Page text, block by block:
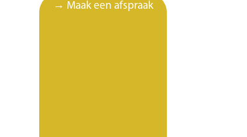
→ Maak een afspraak